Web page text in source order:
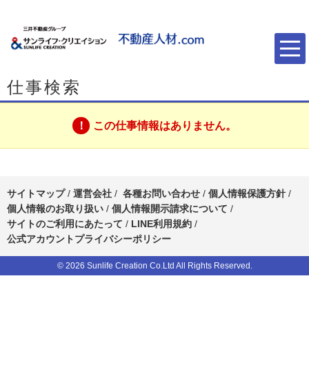
仕事検索
この仕事情報はありません。
サイトマップ/ 運営会社 / 各種お問い合わせ / 個人情報保護方針 /
個人情報のお取り扱い / 個人情報開示請求について /
サイトのご利用にあたって / LINE利用規約 /
公式アカウントプライバシーポリシー
© 2026 Sunlife Creation Co.Ltd All Rights Reserved.